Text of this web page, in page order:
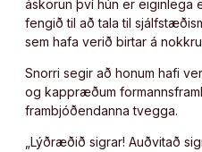
áskorun því hún er
fengið til að tala til
sem hafa verið birtar á
Snorri segir að honum hafi
og kappræðum
frambjóðendanna tvegga.
„Lýðræðið sigrar! Auðvitað